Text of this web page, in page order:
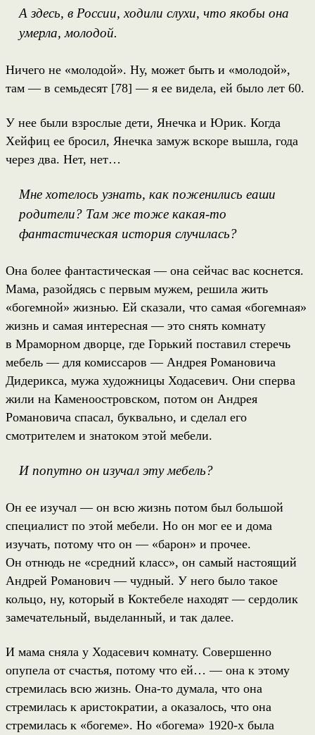
А здесь, в России, ходили слухи, что якобы она
умерла, молодой.
Ничего не «молодой». Ну, может быть и «молодой»,
там — в семьдесят [78] — я ее видела, ей было лет 60.
У нее были взрослые дети, Янечка и Юрик. Когда
Хейфиц ее бросил, Янечка замуж вскоре вышла, года
через два. Нет, нет…
Мне хотелось узнать, как поженились еаши
родители? Там же тоже какая-то
фантастическая история случилась?
Она более фантастическая — она сейчас вас коснется.
Мама, разойдясь с первым мужем, решила жить
«богемной» жизнью. Ей сказали, что самая «богемная»
жизнь и самая интересная — это снять комнату
в Мраморном дворце, где Горький поставил стеречь
мебель — для комиссаров — Андрея Романовича
Дидерикса, мужа художницы Ходасевич. Они сперва
жили на Каменоостровском, потом он Андрея
Романовича спасал, буквально, и сделал его
смотрителем и знатоком этой мебели.
И попутно он изучал эту мебель?
Он ее изучал — он всю жизнь потом был большой
специалист по этой мебели. Но он мог ее и дома
изучать, потому что он — «барон» и прочее.
Он отнюдь не «средний класс», он самый настоящий
Андрей Романович — чудный. У него было такое
кольцо, ну, который в Коктебеле находят — сердолик
замечательный, выделанный, и так далее.
И мама сняла у Ходасевич комнату. Совершенно
опупела от счастья, потому что ей… — она к этому
стремилась всю жизнь. Она-то думала, что она
стремилась к аристократии, а оказалось, что она
стремилась к «богеме». Но «богема» 1920-х была